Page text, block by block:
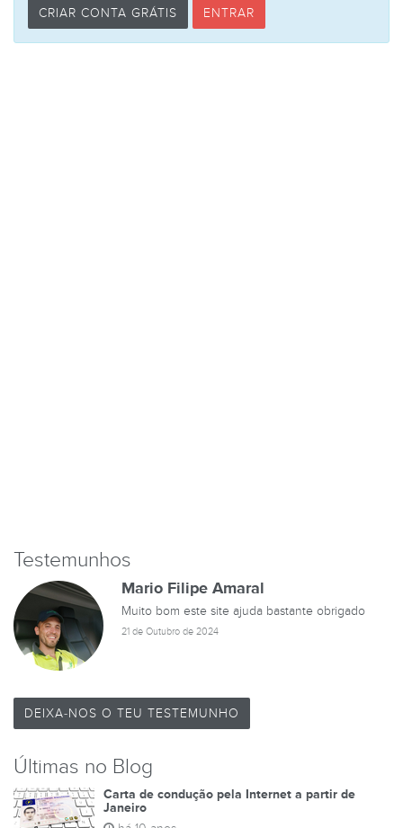
CRIAR CONTA GRÁTIS ENTRAR
Testemunhos
Mario Filipe Amaral
Muito bom este site ajuda bastante obrigado
21 de Outubro de 2024
DEIXA-NOS O TEU TESTEMUNHO
Últimas no Blog
Carta de condução pela Internet a partir de
Janeiro